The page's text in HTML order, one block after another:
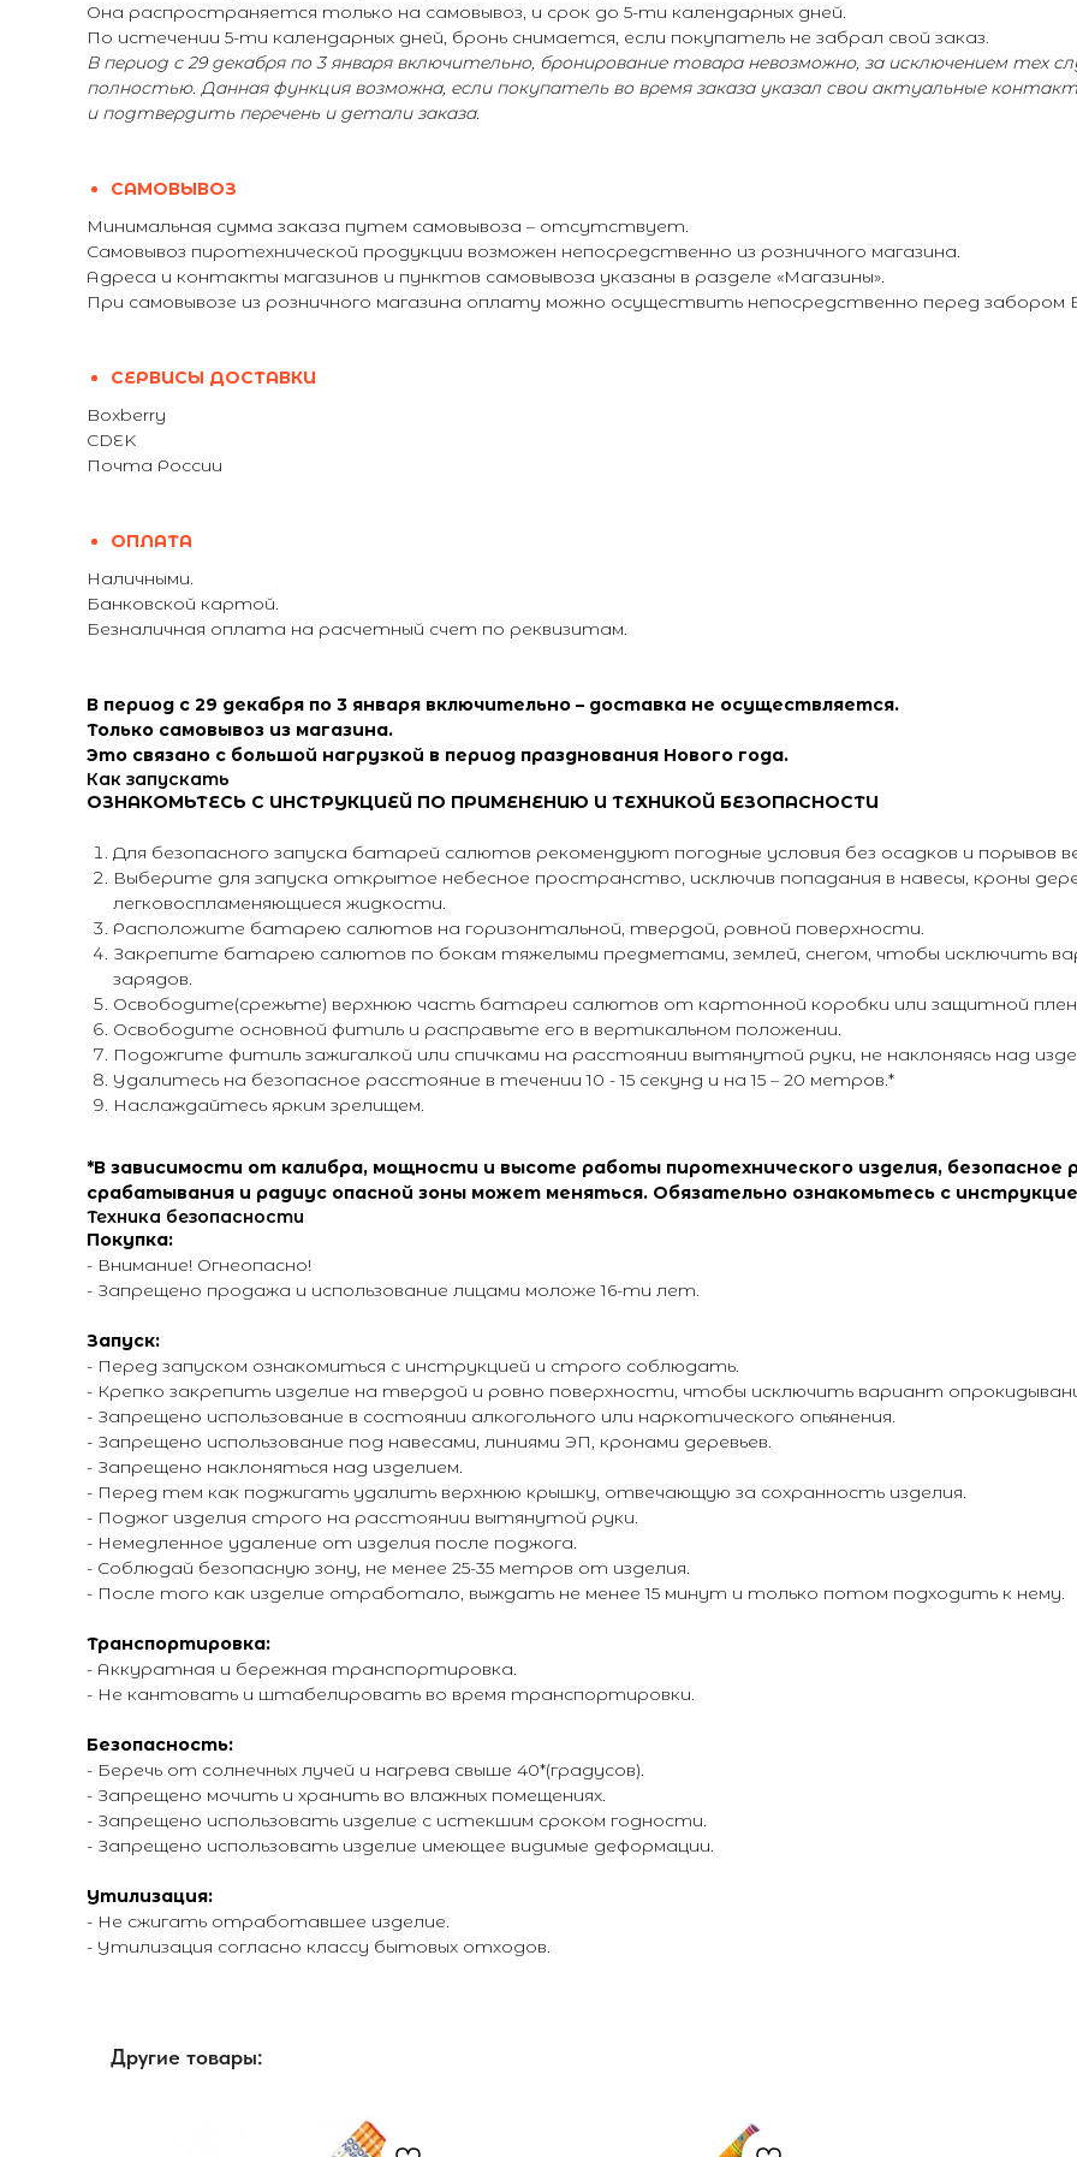
Она распространяется только на самовывоз, и срок до 5-ти календарных дней.
По истечении 5-ти календарных дней, бронь снимается, если покупатель не забрал свой заказ.
В период с 29 декабря по 3 января включительно, бронирование товара невозможно, за исключением тех
полностью. Данная функция возможна, если покупатель во время заказа указал свои актуальные
и подтвердить перечень и детали заказа.
САМОВЫВОЗ
Минимальная сумма заказа путем самовывоза – отсутствует.
Самовывоз пиротехнической продукции возможен непосредственно из розничного магазина.
Адреса и контакты магазинов и пунктов самовывоза указаны в разделе «Магазины».
При самовывозе из розничного магазина оплату можно осуществить непосредственно перед забором
СЕРВИСЫ ДОСТАВКИ
Boxberry
CDEK
Почта России
ОПЛАТА
Наличными.
Банковской картой.
Безналичная оплата на расчетный счет по реквизитам.
В период с 29 декабря по 3 января включительно – доставка не осуществляется.
Только самовывоз из магазина.
Это связано с большой нагрузкой в период празднования Нового года.
Как запускать
ОЗНАКОМЬТЕСЬ С ИНСТРУКЦИЕЙ ПО ПРИМЕНЕНИЮ И ТЕХНИКОЙ БЕЗОПАСНОСТИ
Для безопасного запуска батарей салютов рекомендуют погодные условия без осадков и порывов
Выберите для запуска открытое небесное пространство, исключив попадания в навесы, кроны
легковоспламеняющиеся жидкости.
Расположите батарею салютов на горизонтальной, твердой, ровной поверхности.
Закрепите батарею салютов по бокам тяжелыми предметами, землей, снегом, чтобы исключить
зарядов.
Освободите(срежьте) верхнюю часть батареи салютов от картонной коробки или защитной
Освободите основной фитиль и расправьте его в вертикальном положении.
Подожгите фитиль зажигалкой или спичками на расстоянии вытянутой руки, не наклоняясь над
Удалитесь на безопасное расстояние в течении 10 - 15 секунд и на 15 – 20 метров.*
Наслаждайтесь ярким зрелищем.
*В зависимости от калибра, мощности и высоте работы пиротехнического изделия, безопасное
срабатывания и радиус опасной зоны может меняться. Обязательно ознакомьтесь с
Техника безопасности
Покупка:
- Внимание! Огнеопасно!
- Запрещено продажа и использование лицами моложе 16-ти лет.
Запуск:
- Перед запуском ознакомиться с инструкцией и строго соблюдать.
- Крепко закрепить изделие на твердой и ровно поверхности, чтобы исключить вариант
- Запрещено использование в состоянии алкогольного или наркотического опьянения.
- Запрещено использование под навесами, линиями ЭП, кронами деревьев.
- Запрещено наклоняться над изделием.
- Перед тем как поджигать удалить верхнюю крышку, отвечающую за сохранность изделия.
- Поджог изделия строго на расстоянии вытянутой руки.
- Немедленное удаление от изделия после поджога.
- Соблюдай безопасную зону, не менее 25-35 метров от изделия.
- После того как изделие отработало, выждать не менее 15 минут и только потом подходить к нему.
Транспортировка:
- Аккуратная и бережная транспортировка.
- Не кантовать и штабелировать во время транспортировки.
Безопасность:
- Беречь от солнечных лучей и нагрева свыше 40*(градусов).
- Запрещено мочить и хранить во влажных помещениях.
- Запрещено использовать изделие с истекшим сроком годности.
- Запрещено использовать изделие имеющее видимые деформации.
Утилизация:
- Не сжигать отработавшее изделие.
- Утилизация согласно классу бытовых отходов.
Другие товары: